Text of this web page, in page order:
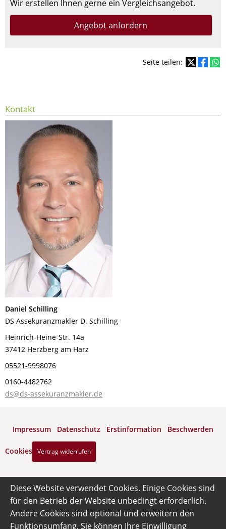
Wir erstellen Ihnen gerne ein Vergleichsangebot.
Angebot anfordern
Seite teilen:
Kontakt
Daniel Schilling
DS Assekuranzmakler D. Schilling
Heinrich-Heine-Str. 14a
37412 Herzberg am Harz
05521-9998076
0160-4482762
ds@ds-assekuranzmakler.de
Impressum Datenschutz Erstinformation Beschwerden
Cookies Vertrag widerrufen
Diese Website verwendet Cookies. Einige Cookies sind
für den Betrieb der Website unbedingt erforderlich.
Andere Cookies sind optional und erweitern den
Funktionsumfang. Sie können Ihre Einwilligung